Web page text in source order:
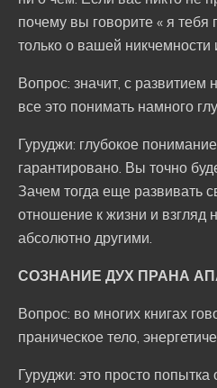
почему вы говорите « я тебя
только о вашей никчемности
Вопрос: значит, с
все это понимать намного
Гуруджи: глубокое
гарантировано. Вы точно
Зачем тогда еще развивать
отношение к жизни и взгляд
абсолютно другими.
СОЗНАНИЕ ДУХ ПРАНА
Вопрос: во многих книгах
праническое тело,
Гуруджи: это просто попытка